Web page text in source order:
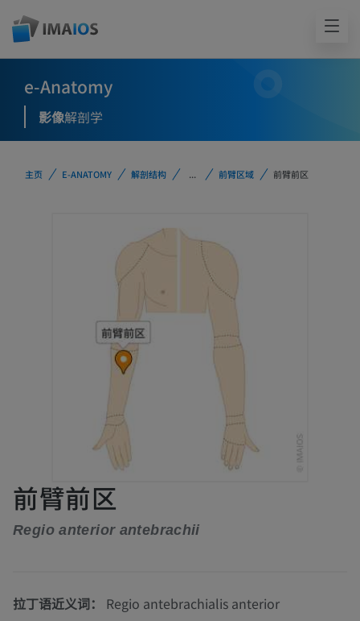
e-Anatomy
影像解剖学
主页 E-ANATOMY 解剖结构 ... 前臂区域 前臂前区
前臂前区
Regio anterior antebrachii
拉丁语近义词： Regio antebrachialis anterior